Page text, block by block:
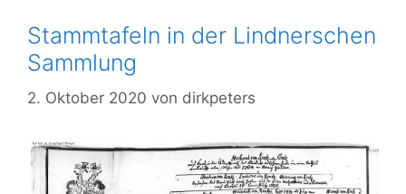
Stammtafeln in der Lindnerschen
Sammlung
2. Oktober 2020 von dirkpeters